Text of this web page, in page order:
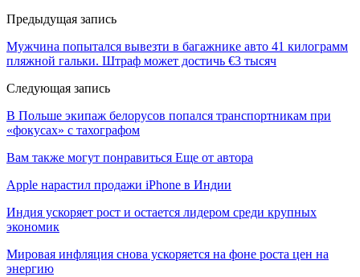
Предыдущая запись
Мужчина попытался вывезти в багажнике авто 41 килограмм
пляжной гальки. Штраф может достичь €3 тысяч
Следующая запись
В Польше экипаж белорусов попался транспортникам при
«фокусах» с тахографом
Вам также могут понравиться Еще от автора
Apple нарастил продажи iPhone в Индии
Индия ускоряет рост и остается лидером среди крупных
экономик
Мировая инфляция снова ускоряется на фоне роста цен на
энергию